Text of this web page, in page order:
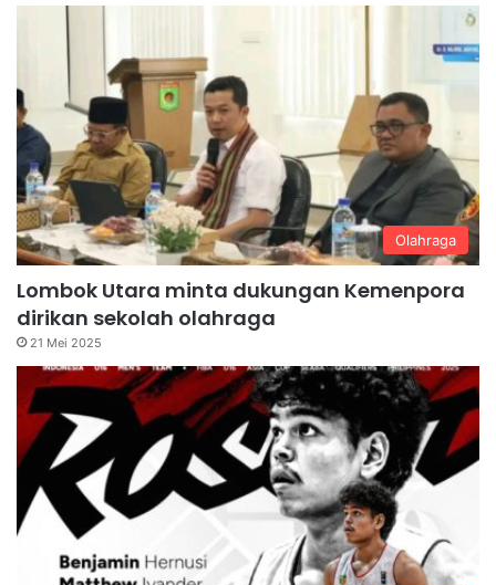
Olahraga
Lombok Utara minta dukungan Kemenpora
dirikan sekolah olahraga
21 Mei 2025